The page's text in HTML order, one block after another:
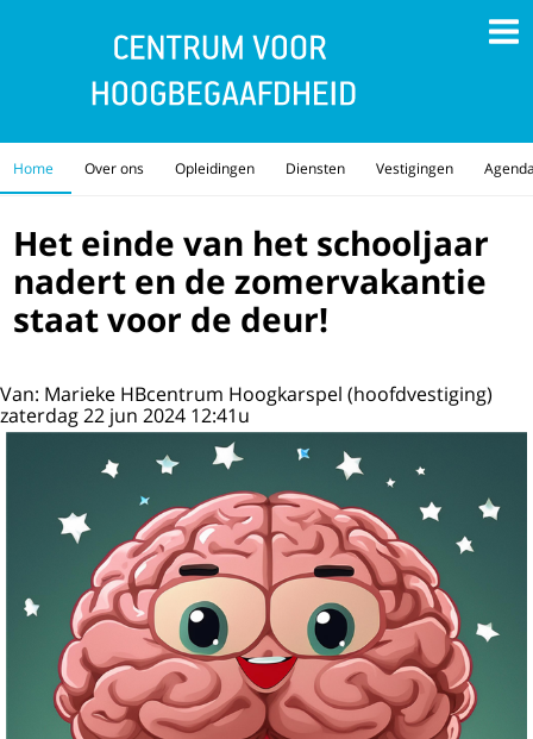
Home Over ons Opleidingen Diensten Vestigingen
Het einde van het schooljaar
nadert en de zomervakantie
staat voor de deur!
Van: Marieke HBcentrum Hoogkarspel (hoofdvestiging)
zaterdag 22 jun 2024 12:41u